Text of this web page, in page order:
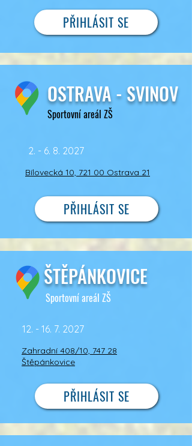
PŘIHLÁSIT SE
OSTRAVA - SVINOV
Sportovní areál ZŠ
2. - 6. 8. 2027
Bílovecká 10, 721 00 Ostrava 21
PŘIHLÁSIT SE
Sportovní areál ZŠ
ŠTĚPÁNKOVICE
12. - 16. 7. 2027
Zahradní 408/10, 747 28
Štěpánkovice​
PŘIHLÁSIT SE